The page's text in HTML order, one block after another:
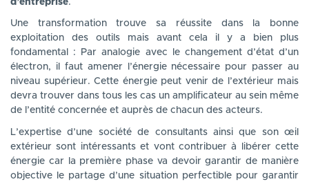
d’entreprise.
Une transformation trouve sa réussite dans la bonne
exploitation des outils mais avant cela il y a bien plus
fondamental : Par analogie avec le changement d’état d’un
électron, il faut amener l’énergie nécessaire pour passer au
niveau supérieur. Cette énergie peut venir de l’extérieur mais
devra trouver dans tous les cas un amplificateur au sein même
de l’entité concernée et auprès de chacun des acteurs.
L’expertise d’une société de consultants ainsi que son œil
extérieur sont intéressants et vont contribuer à libérer cette
énergie car la première phase va devoir garantir de manière
objective le partage d’une situation perfectible pour garantir